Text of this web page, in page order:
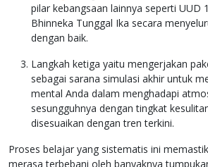
pilar kebangsaan lainnya seperti UUD
Bhinneka Tunggal Ika secara
dengan baik.
Langkah ketiga yaitu mengerjakan
sebagai sarana simulasi akhir untuk
mental Anda dalam menghadapi
sesungguhnya dengan tingkat
disesuaikan dengan tren terkini.
Proses belajar yang sistematis ini
merasa terbebani oleh banyaknya